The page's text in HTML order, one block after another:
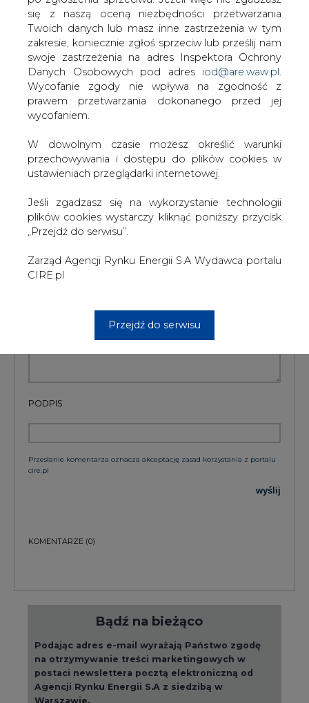
Danych Osobowych pod adresiod@are.waw.pl.
Wycofanie zgody nie wpływa na zgodność z
prawem przetwarzania dokonanego przed jej
wycofaniem.
W dowolnym czasie możesz określić warunki
przechowywania i dostępu do plików cookies w
ustawieniach przeglądarki internetowej.
Jeśli zgadzasz się na wykorzystanie technologii
plików cookies wystarczy kliknąć poniższy przycisk
„Przejdź do serwisu”.
Zarząd Agencji Rynku Energii S.A Wydawca portalu
CIRE.pl
Przejdź do serwisu
zbudować elektrociepłowniczą grupę, ale spółkę
interesuje tylko handel, a zarządzanie czy modernizację
zamierza powierzyć partnerom.
#Ciepłownictwo #kraj
Artykuł powstał bez wsparcia narzędzi sztucznej inteligencji.
Wydawca portalu CIRE zgadza się na włączenie publikacji do
TREŚĆ KOMENTARZA
Przesłanie komentarza oznacza akceptację zasad korzystania z portalu
Podając adres e-mail wyrażają Państwo zgodę
na otrzymywanie treści marketingowych w
postaci newslettera pocztą elektroniczną od
Agencji Rynku Energii S.A z siedzibą w
Warszawie.
ZAPISZ SIĘ DO NEWSLETTERA